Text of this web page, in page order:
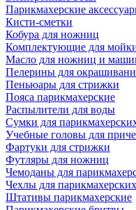
Парикмахерские
Кисти-сметки
Кобура для ножниц
Комплектующие для
Масло для ножниц и
Пелерины для
Пеньюары для стрижки
Пояса парикмахерские
Распылители для воды
Сумки для
Учебные головы для
Фартуки для стрижки
Футляры для ножниц
Чемоданы для
Чехлы для
Штативы парикмахерские